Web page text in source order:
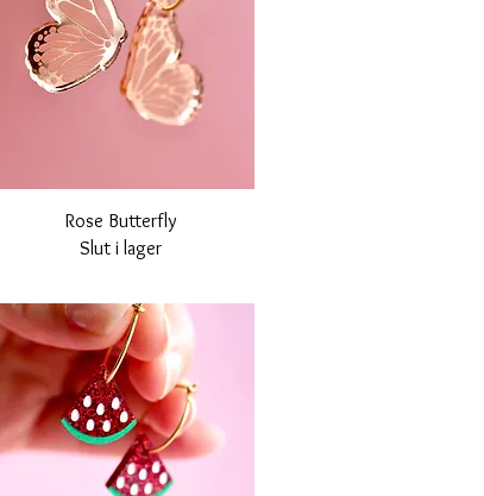
Snabbvisning
Rose Butterfly
Slut i lager